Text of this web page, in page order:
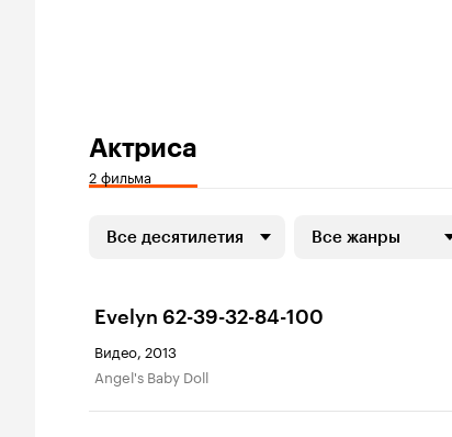
Актриса
2 фильма
Все десятилетия Все жанры
Evelyn 62-39-32-84-100
Видео, 2013
Angel's Baby Doll